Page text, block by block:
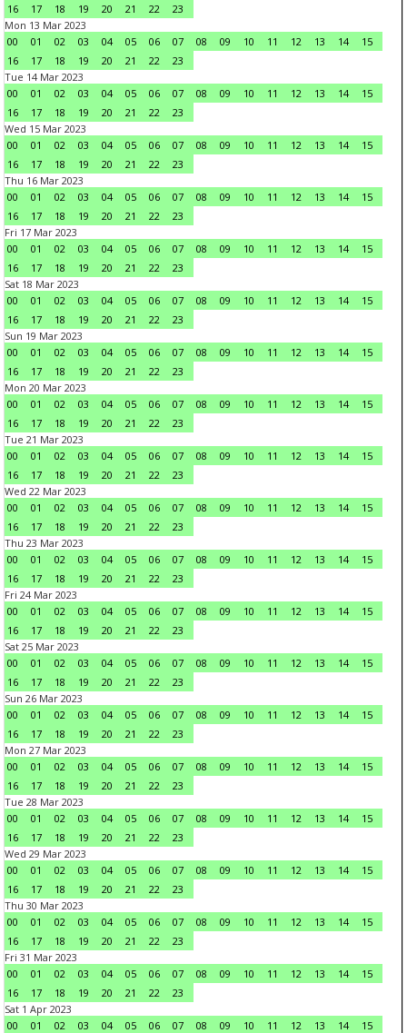
16 17 18 19 20 21 22
23
Mon 13 Mar 2023
00
01 02 03 04 05 06 07 08 09 10 11 12 13 14
15
16
17 18 19 20 21 22
23
Tue 14 Mar 2023
00
01 02 03 04 05 06 07 08 09 10 11 12 13 14
15
16
17 18 19 20 21 22
23
Wed 15 Mar 2023
00
01 02 03 04 05 06 07 08 09 10 11 12 13 14
15
16
17 18 19 20 21 22
23
Thu 16 Mar 2023
00
01 02 03 04 05 06 07 08 09 10 11 12 13 14
15
16
17 18 19 20 21 22
23
Fri 17 Mar 2023
00
01 02 03 04 05 06 07 08 09 10 11 12 13 14
15
16
17 18 19 20 21 22
23
Sat 18 Mar 2023
00
01 02 03 04 05 06 07 08 09 10 11 12 13 14
15
16
17 18 19 20 21 22
23
Sun 19 Mar 2023
00
01 02 03 04 05 06 07 08 09 10 11 12 13 14
15
16
17 18 19 20 21 22
23
Mon 20 Mar 2023
00
01 02 03 04 05 06 07 08 09 10 11 12 13 14
15
16
17 18 19 20 21 22
23
Tue 21 Mar 2023
00
01 02 03 04 05 06 07 08 09 10 11 12 13 14
15
16
17 18 19 20 21 22
23
Wed 22 Mar 2023
00
01 02 03 04 05 06 07 08 09 10 11 12 13 14
15
16
17 18 19 20 21 22
23
Thu 23 Mar 2023
00
01 02 03 04 05 06 07 08 09 10 11 12 13 14
15
16
17 18 19 20 21 22
23
Fri 24 Mar 2023
00
01 02 03 04 05 06 07 08 09 10 11 12 13 14
15
16
17 18 19 20 21 22
23
Sat 25 Mar 2023
00
01 02 03 04 05 06 07 08 09 10 11 12 13 14
15
16
17 18 19 20 21 22
23
Sun 26 Mar 2023
00
01 02 03 04 05 06 07 08 09 10 11 12 13 14
15
16
17 18 19 20 21 22
23
Mon 27 Mar 2023
00
01 02 03 04 05 06 07 08 09 10 11 12 13 14
15
16
17 18 19 20 21 22
23
Tue 28 Mar 2023
00
01 02 03 04 05 06 07 08 09 10 11 12 13 14
15
16
17 18 19 20 21 22
23
Wed 29 Mar 2023
00
01 02 03 04 05 06 07 08 09 10 11 12 13 14
15
16
17 18 19 20 21 22
23
Thu 30 Mar 2023
00
01 02 03 04 05 06 07 08 09 10 11 12 13 14
15
16
17 18 19 20 21 22
23
Fri 31 Mar 2023
00
01 02 03 04 05 06 07 08 09 10 11 12 13 14
15
16
17 18 19 20 21 22
23
Sat 1 Apr 2023
00
01 02 03 04 05 06 07 08 09 10 11 12 13 14
15